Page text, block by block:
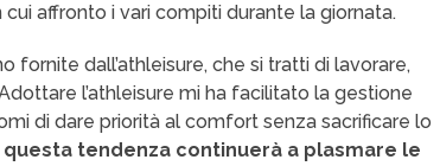
affronto i vari compiti durante la giornata.
fornite dall’athleisure, che si tratti di lavorare,
l’athleisure mi ha facilitato la gestione
di dare priorità al comfort senza sacrificare lo
tendenza continuerà a plasmare le